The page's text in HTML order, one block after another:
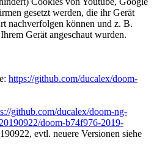
https://github.com/ducalex/doom-
github.com/ducalex/doom-ng-
doom-b74f976-2019-
evtl. neuere Versionen siehe